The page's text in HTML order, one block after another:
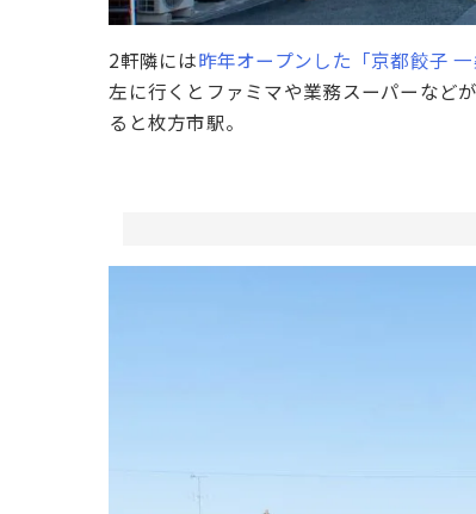
2軒隣には昨年オープンした「京都餃子 一
左に行くとファミマや業務スーパーなど
ると枚方市駅。